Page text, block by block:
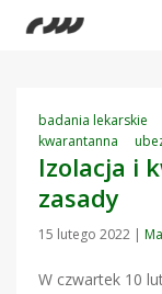
badania lekarskie
kwarantanna
Izolacja i
zasady
15 lutego 2022 |
W czwartek 10